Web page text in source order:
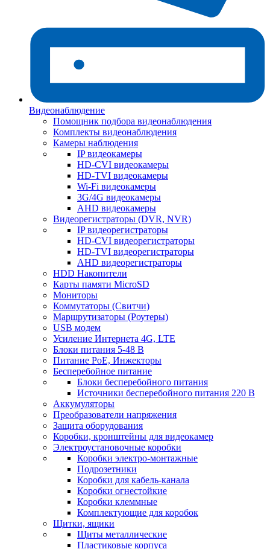
Видеонаблюдение
Помощник подбора видеонаблюдения
Комплекты видеонаблюдения
Камеры наблюдения
IP видеокамеры
HD-CVI видеокамеры
HD-TVI видеокамеры
Wi-Fi видеокамеры
3G/4G видеокамеры
AHD видеокамеры
Видеорегистраторы (DVR, NVR)
IP видеорегистраторы
HD-CVI видеорегистраторы
HD-TVI видеорегистраторы
AHD видеорегистраторы
HDD Накопители
Карты памяти MicroSD
Мониторы
Коммутаторы (Свитчи)
Маршрутизаторы (Роутеры)
USB модем
Усиление Интернета 4G, LTE
Блоки питания 5-48 В
Питание PoE, Инжекторы
Бесперебойное питание
Блоки бесперебойного питания
Источники бесперебойного питания 220 В
Аккумуляторы
Преобразователи напряжения
Защита оборудования
Коробки, кронштейны для видеокамер
Электроустановочные коробки
Коробки электро-монтажные
Подрозетники
Коробки для кабель-канала
Коробки огнестойкие
Коробки клеммные
Комплектующие для коробок
Щитки, ящики
Щиты металлические
Пластиковые корпуса